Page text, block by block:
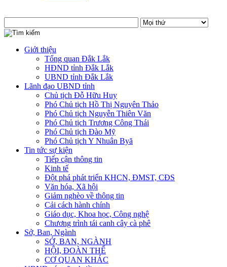
Giới thiệu
Tổng quan Đắk Lắk
HĐND tỉnh Đắk Lắk
UBND tỉnh Đắk Lắk
Lãnh đạo UBND tỉnh
Chủ tịch Đỗ Hữu Huy
Phó Chủ tịch Hồ Thị Nguyên Thảo
Phó Chủ tịch Nguyễn Thiên Văn
Phó Chủ tịch Trương Công Thái
Phó Chủ tịch Đào Mỹ
Phó Chủ tịch Y Nhuân Byă
Tin tức sự kiện
Tiếp cận thông tin
Kinh tế
Đột phá phát triển KHCN, ĐMST, CĐS
Văn hóa, Xã hội
Giảm nghèo về thông tin
Cải cách hành chính
Giáo dục, Khoa học, Công nghệ
Chương trình tái canh cây cà phê
Sở, Ban, Ngành
SỞ, BAN, NGÀNH
HỘI, ĐOÀN THỂ
CƠ QUAN KHÁC